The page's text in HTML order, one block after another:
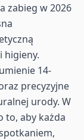
zabieg w 2026
higieny.
14-
precyzyjne
urody. W
to, aby każda